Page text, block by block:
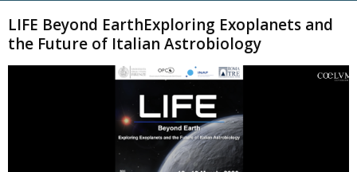
LIFE Beyond EarthExploring Exoplanets and
the Future of Italian Astrobiology